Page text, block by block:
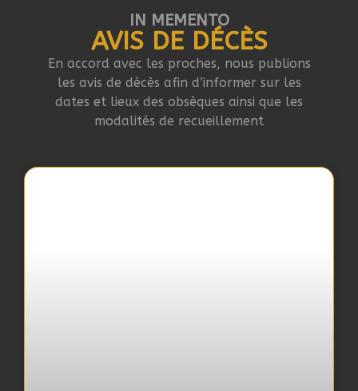
IN MEMENTO
AVIS DE DÉCÈS
En accord avec les proches, nous publions
les avis de décès afin d’informer sur les
dates et lieux des obsèques ainsi que les
modalités de recueillement